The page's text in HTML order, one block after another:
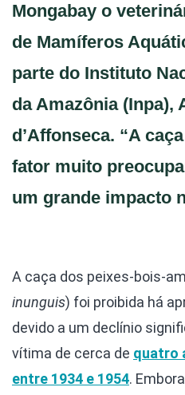
Mongabay o
de Mamíferos
parte do Instituto
da Amazônia (Inpa),
d’Affonseca. “A
fator muito
um grande impacto
A caça dos peixes-bois-
inunguis) foi proibida há
devido a um declínio
vítima de cerca de quatro
entre 1934 e 1954.